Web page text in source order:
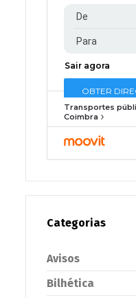
Transportes
Coimbra
Categorias
Avisos
Bilhética